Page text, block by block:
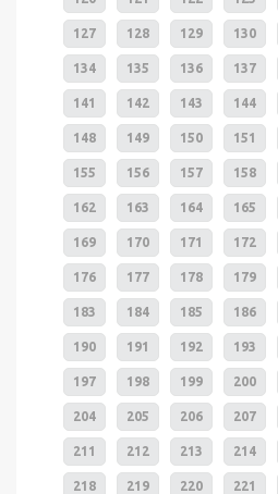
127 128 129 130
134 135 136 137
141 142 143 144
148 149 150 151
155 156 157 158
162 163 164 165
169 170 171 172
176 177 178 179
183 184 185 186
190 191 192 193
197 198 199 200
204 205 206 207
211 212 213 214
218 219 220 221